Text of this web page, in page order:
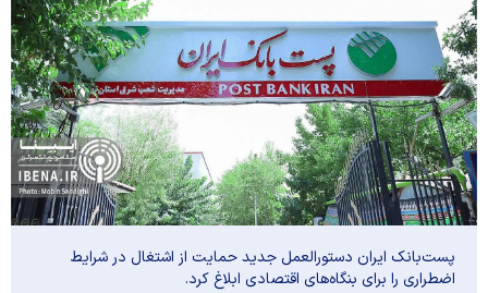
پست‌بانک ایران دستورالعمل جدید حمایت از اشتغال در شرایط
اضطراری را برای بنگاه‌های اقتصادی ابلاغ کرد.